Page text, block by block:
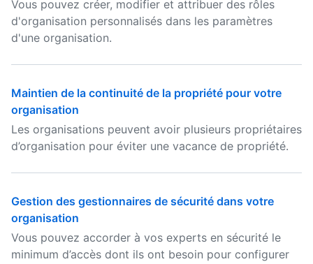
Vous pouvez créer, modifier et attribuer des rôles
d'organisation personnalisés dans les paramètres
d'une organisation.
Maintien de la continuité de la propriété pour votre
organisation
Les organisations peuvent avoir plusieurs propriétaires
d’organisation pour éviter une vacance de propriété.
Gestion des gestionnaires de sécurité dans votre
organisation
Vous pouvez accorder à vos experts en sécurité le
minimum d’accès dont ils ont besoin pour configurer